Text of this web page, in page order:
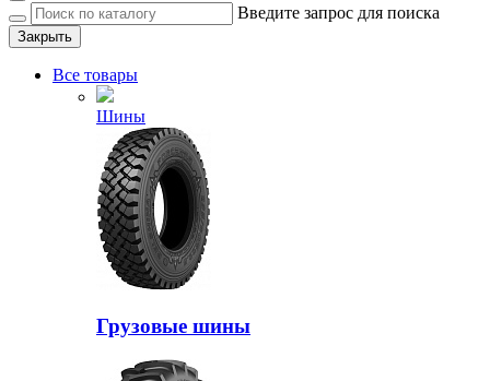
Введите запрос для поиска
Закрыть
Все товары
Шины
Грузовые шины